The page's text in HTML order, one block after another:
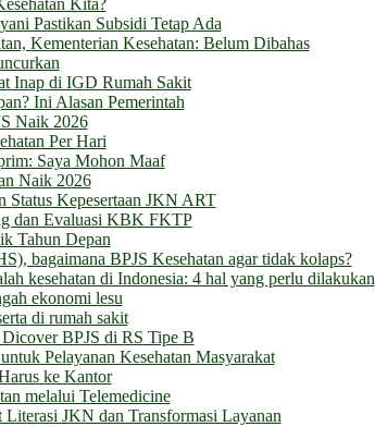
Kita?
Pastikan Subsidi Tetap Ada
Kementerian Kesehatan: Belum Dibahas
Inap di IGD Rumah Sakit
Ini Alasan Pemerintah
Naik 2026
Per Hari
Saya Mohon Maaf
Naik 2026
Status Kepesertaan JKN ART
dan Evaluasi KBK FKTP
Tahun Depan
bagaimana BPJS Kesehatan agar tidak kolaps?
kesehatan di Indonesia: 4 hal yang perlu dilakukan
ekonomi lesu
di rumah sakit
BPJS di RS Tipe B
Pelayanan Kesehatan Masyarakat
ke Kantor
melalui Telemedicine
JKN dan Transformasi Layanan